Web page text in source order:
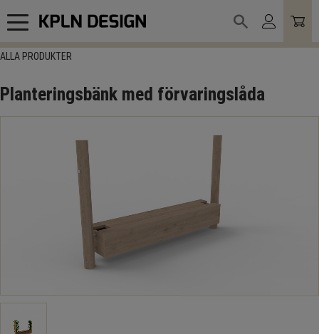
Meny
ALLA PRODUKTER
Planteringsbänk med förvaringslåda